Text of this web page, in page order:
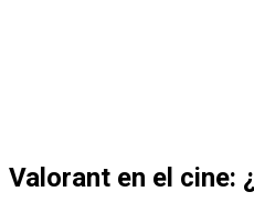
Valorant en el cine: